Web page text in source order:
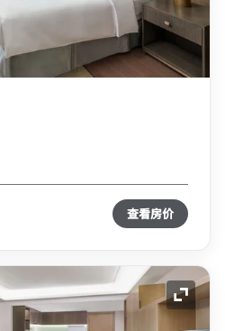
查看房价
展开